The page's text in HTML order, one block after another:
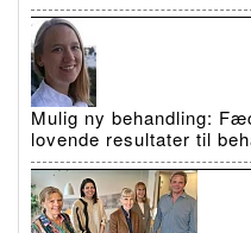
Mulig ny behandling:
lovende resultater til